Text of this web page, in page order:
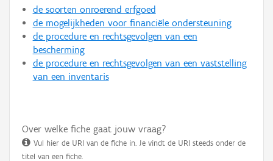
de soorten onroerend erfgoed
de mogelijkheden voor financiële ondersteuning
de procedure en rechtsgevolgen van een
bescherming
de procedure en rechtsgevolgen van een vaststelling
van een inventaris
Over welke fiche gaat jouw vraag?
Vul hier de URI van de fiche in. Je vindt de URI steeds onder de
titel van een fiche.